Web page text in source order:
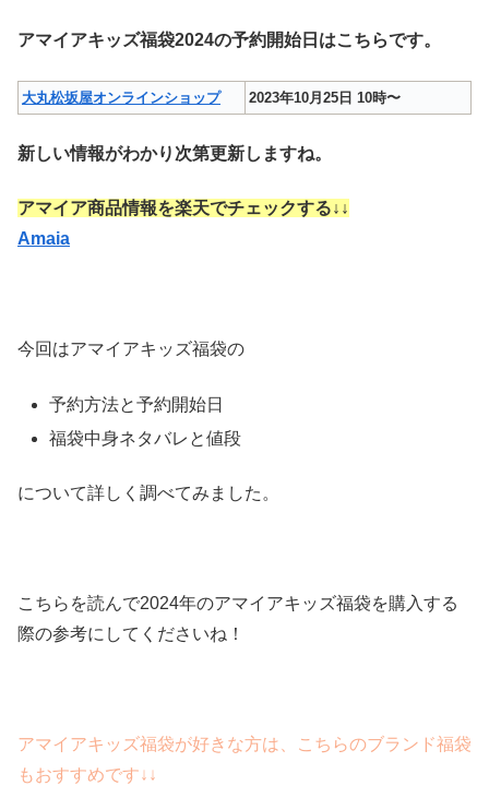
アマイアキッズ福袋2024の予約開始日はこちらです。
大丸松坂屋オンラインショップ 2023年10月25日 10時〜
新しい情報がわかり次第更新しますね。
アマイア商品情報を楽天でチェックする↓↓
Amaia
今回はアマイアキッズ福袋の
予約方法と予約開始日
福袋中身ネタバレと値段
について詳しく調べてみました。
こちらを読んで2024年のアマイアキッズ福袋を購入する
際の参考にしてくださいね！
アマイアキッズ福袋が好きな方は、こちらのブランド福袋
もおすすめです↓↓